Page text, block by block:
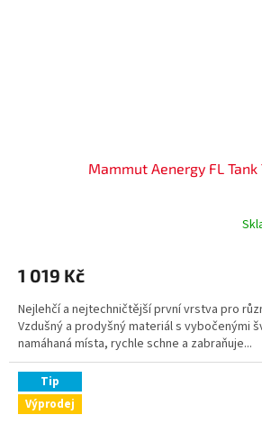
Mammut Aenergy FL Tank
1 019 Kč
Nejlehčí a nejtechničtější první vrstva pro
Vzdušný a prodyšný materiál s vybočenými
namáhaná místa, rychle schne a zabraňuje...
Tip
Výprodej